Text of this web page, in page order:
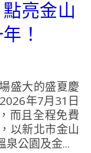
亮金山
！
年7月31日
而且全程免費
以新北市金山
泉公園及金...